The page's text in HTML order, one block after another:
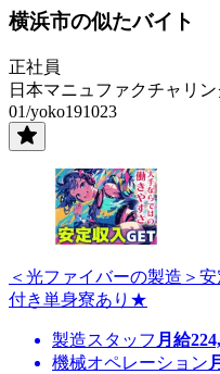
横浜市の似たバイト
正社員
日本マニュファクチャリ
01/yoko191023
＜光ファイバーの製造＞
付き単身寮あり★
製造スタッフ 月給
機械オペレーション